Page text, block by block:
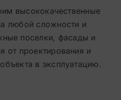
высококачественные
любой сложности и
поселки, фасады и
от проектирования и
в эксплуатацию.